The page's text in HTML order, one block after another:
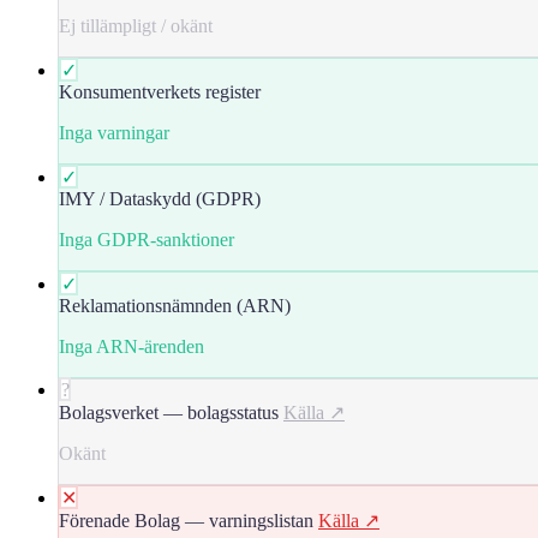
Ej tillämpligt / okänt
✓
Konsumentverkets register
Inga varningar
✓
IMY / Dataskydd (GDPR)
Inga GDPR-sanktioner
✓
Reklamationsnämnden (ARN)
Inga ARN-ärenden
?
Bolagsverket — bolagsstatus Källa ↗
Okänt
✕
Förenade Bolag — varningslistan Källa ↗